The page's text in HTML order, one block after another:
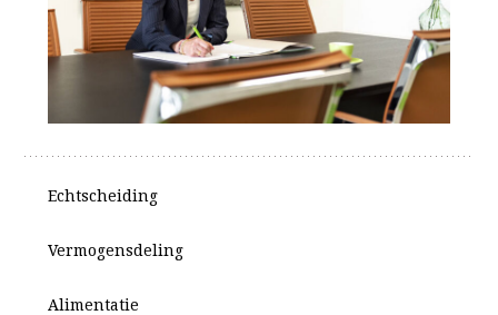
Echtscheiding
Vermogensdeling
Alimentatie